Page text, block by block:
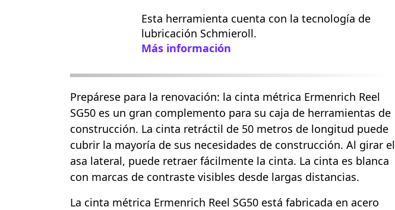
Esta herramienta cuenta con la tecnología de
lubricación Schmieroll.
Más información
Prepárese para la renovación: la cinta métrica Ermenrich Reel
SG50 es un gran complemento para su caja de herramientas de
construcción. La cinta retráctil de 50 metros de longitud puede
cubrir la mayoría de sus necesidades de construcción. Al girar el
asa lateral, puede retraer fácilmente la cinta. La cinta es blanca
con marcas de contraste visibles desde largas distancias.
La cinta métrica Ermenrich Reel SG50 está fabricada en acero